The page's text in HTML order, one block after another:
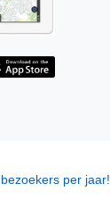
per jaar!